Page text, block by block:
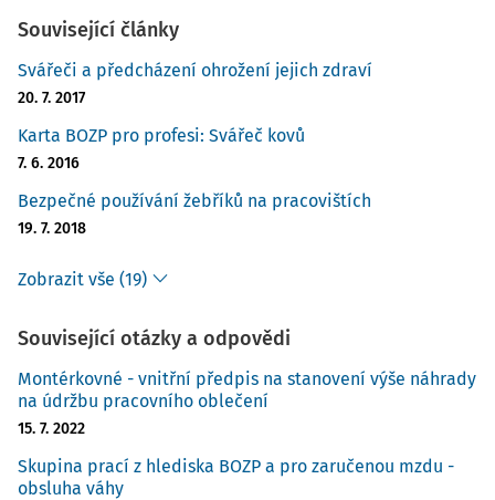
Související články
Svářeči a předcházení ohrožení jejich zdraví
20. 7. 2017
Karta BOZP pro profesi: Svářeč kovů
7. 6. 2016
Bezpečné používání žebříků na pracovištích
19. 7. 2018
Zobrazit vše (19)
Související otázky a odpovědi
Montérkovné - vnitřní předpis na stanovení výše náhrady
na údržbu pracovního oblečení
15. 7. 2022
Skupina prací z hlediska BOZP a pro zaručenou mzdu -
obsluha váhy